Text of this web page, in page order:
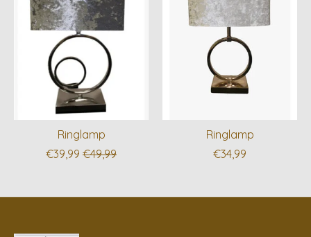
Ringlamp
€39,99 €49,99
Ringlamp
€34,99